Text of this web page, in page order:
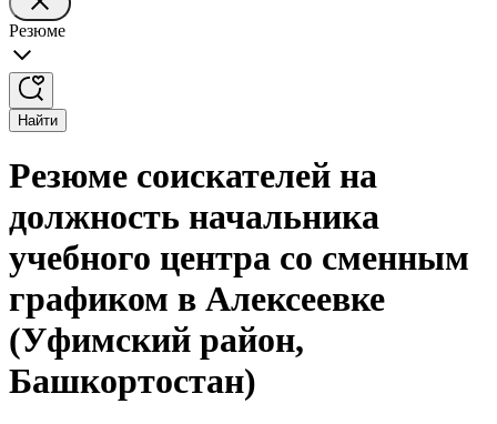
Резюме
Найти
Резюме соискателей на
должность начальника
учебного центра со сменным
графиком в Алексеевке
(Уфимский район,
Башкортостан)